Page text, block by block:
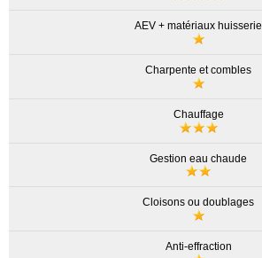
AEV + matériaux huisserie
Charpente et combles
Chauffage
Gestion eau chaude
Cloisons ou doublages
Anti-effraction